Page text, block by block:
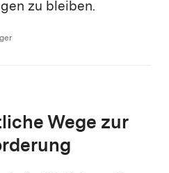
zu bleiben.
Wege zur